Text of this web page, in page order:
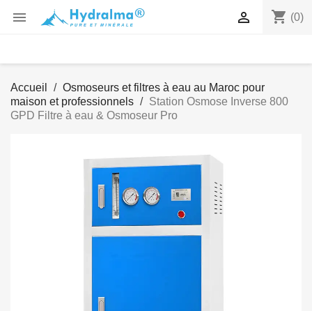
 shopping_cart (0)

Accueil
Osmoseurs et filtres à eau au Maroc pour
maison et professionnels
Station Osmose Inverse 800
GPD Filtre à eau & Osmoseur Pro